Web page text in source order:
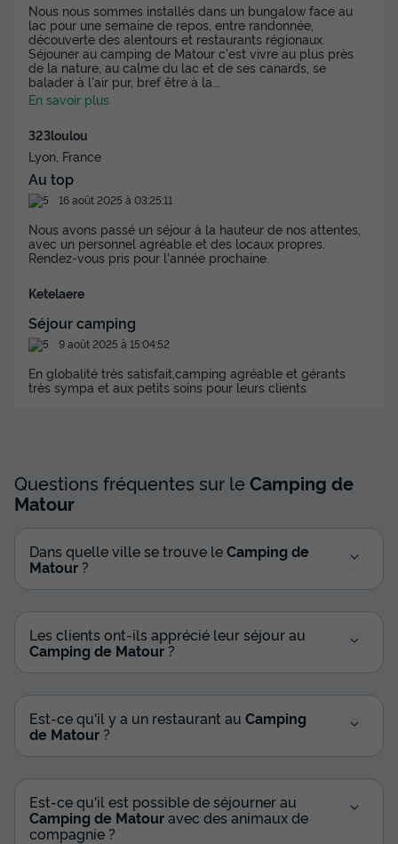
Nous nous sommes installés dans un bungalow face au
lac pour une semaine de repos, entre randonnée,
découverte des alentours et restaurants régionaux.
Séjouner au camping de Matour c'est vivre au plus près
de la nature, au calme du lac et de ses canards, se
balader à l'air pur, bref être à la
En savoir plus
323loulou
Lyon, France
Au top
16 août 2025 à 03:25:11
Nous avons passé un séjour à la hauteur de nos attentes,
avec un personnel agréable et des locaux propres.
Rendez-vous pris pour l'année prochaine.
Ketelaere
Séjour camping
9 août 2025 à 15:04:52
En globalité très satisfait,camping agréable et gérants
très sympa et aux petits soins pour leurs clients
Questions fréquentes sur leCamping de
Matour
Dans quelle ville se trouve leCamping de
Matour ?
Les clients ont-ils apprécié leur séjour au
Camping de Matour ?
Est-ce qu'il y a un restaurant au Camping
de Matour ?
Est-ce qu'il est possible de séjourner au
Camping de Matouravec des animaux de
compagnie ?